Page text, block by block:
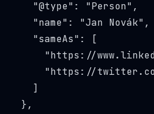
    "@type": "Person",
    "name": "Jan Novák",
    "sameAs": [
      "
https://
      "
https://
    ]
  },